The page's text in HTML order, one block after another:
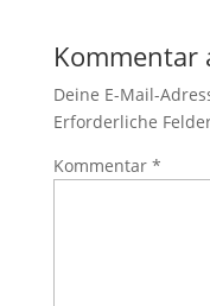
Kommentar
Deine E-Mail-
Erforderliche
Kommentar *